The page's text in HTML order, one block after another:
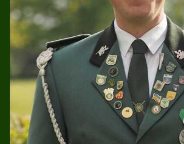
NEUIGKEITEN
VORSTAND
VEREINE / BEZIRKE
GESCHICHTE
SATZUNG
EHRUNGEN
TERMINE
GALERIE
AVANTGARDEN